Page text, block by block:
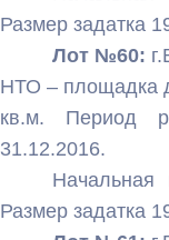
Размер задатка
Лот №60:
НТО – площадка
кв.м. Период
31.12.2016.
Начальная
Размер задатка